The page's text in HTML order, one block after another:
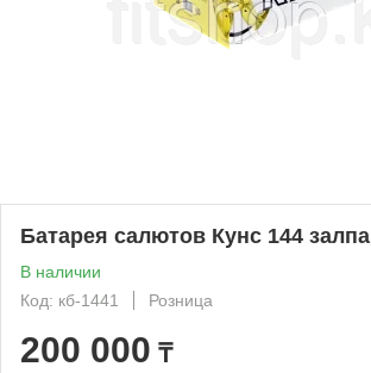
Батарея салютов Кунс 144 залпа
В наличии
Код: кб-1441
Розница
200 000 ₸